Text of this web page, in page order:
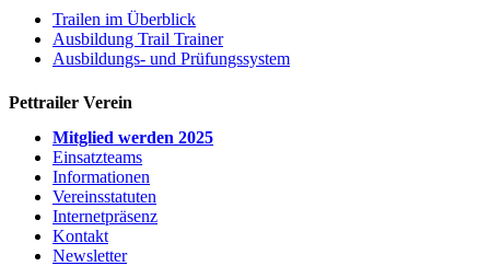
Trailen im Überblick
Ausbildung Trail Trainer
Ausbildungs- und Prüfungssystem
Pettrailer Verein
Mitglied werden 2025
Einsatzteams
Informationen
Vereinsstatuten
Internetpräsenz
Kontakt
Newsletter